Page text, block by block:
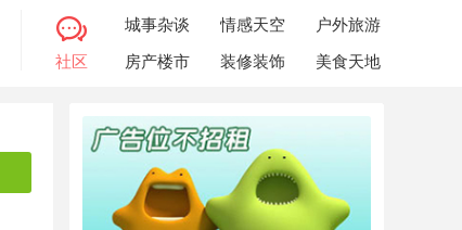
社区
城事杂谈 情感天空
户外旅游
房产楼市
装修装饰 美食天地